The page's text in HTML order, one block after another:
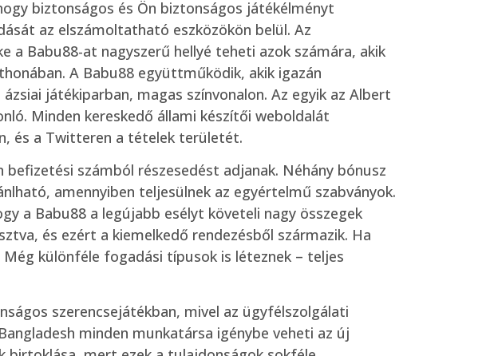
biztonságos és Ön biztonságos játékélményt
az elszámoltatható eszközökön belül. Az
a Babu88-at nagyszerű hellyé teheti azok számára, akik
A Babu88 együttműködik, akik igazán
játékiparban, magas színvonalon. Az egyik az Albert
Minden kereskedő állami készítői weboldalát
és a Twitteren a tételek területét.
számból részesedést adjanak. Néhány bónusz
amennyiben teljesülnek az egyértelmű szabványok.
a Babu88 a legújabb esélyt követeli nagy összegek
és ezért a kiemelkedő rendezésből származik. Ha
különféle fogadási típusok is léteznek – teljes
szerencsejátékban, mivel az ügyfélszolgálati
minden munkatársa igénybe veheti az új